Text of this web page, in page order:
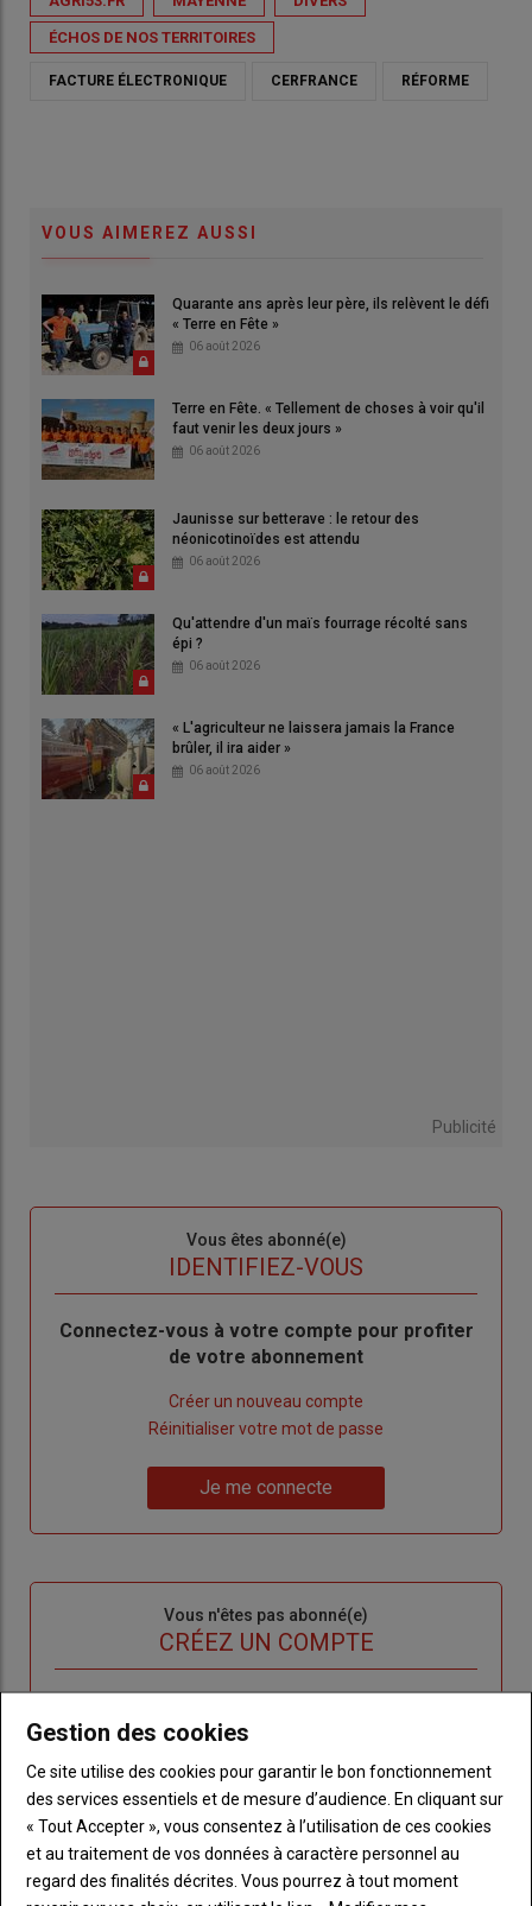
ÉCHOS DE NOS TERRITOIRES
FACTURE ÉLECTRONIQUE CERFRANCE RÉFORME
VOUS AIMEREZ AUSSI
Quarante ans après leur père, ils relèvent le défi
« Terre en Fête »
06 août 2026
Terre en Fête. « Tellement de choses à voir qu'il
faut venir les deux jours »
06 août 2026
Jaunisse sur betterave : le retour des
néonicotinoïdes est attendu
06 août 2026
Qu'attendre d'un maïs fourrage récolté sans
épi ?
06 août 2026
« L'agriculteur ne laissera jamais la France
brûler, il ira aider »
06 août 2026
Publicité
Vous êtes abonné(e)
IDENTIFIEZ-VOUS
Body
Connectez-vous à votre compte pour profiter
de votre abonnement
Créer un nouveau compte
de
Réinitialiser votre mot de passe
me
Je me connecte
Vous n'êtes pas abonné(e)
CRÉEZ UN COMPTE
compte pour accéder à tout l'Agri53.
Lien Créez un compte
LES PLUS LUS
Gestion des cookies
Ce site utilise des cookies pour garantir le bon fonctionnement
des services essentiels et de mesure d’audience. En cliquant sur
« Tout Accepter », vous consentez à l’utilisation de ces cookies
et au traitement de vos données à caractère personnel au
regard des finalités décrites. Vous pourrez à tout moment